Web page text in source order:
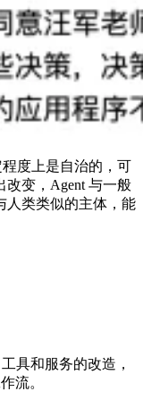
度上是自治的，可
改变，Agent 与一般
人类类似的主体，能
具和服务的改造，
流。